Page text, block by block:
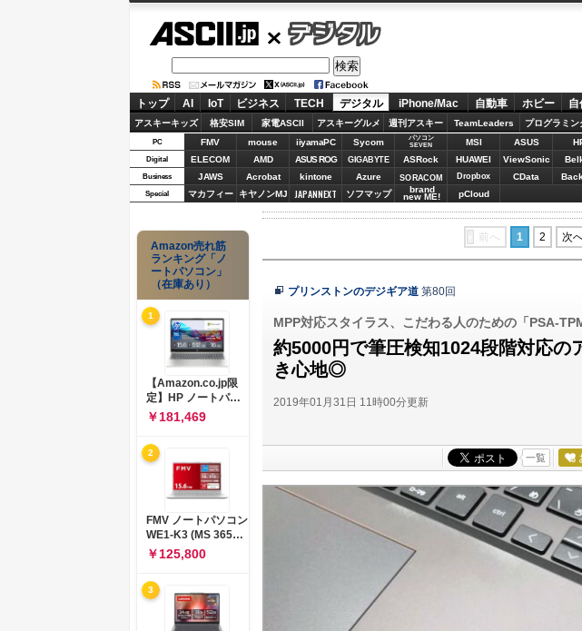
デジタル
トップ AI IoT ビジネス TECH デジタル iPhone/Mac 自動車 ホビー 自
アスキーキッズ 格安SIM 家電ASCII アスキーグルメ 週刊アスキー TeamLeaders プログラミン
PC FMV mouse iiyamaPC Sycom
パソコン
SEVEN
MSI ASUS
Digital ELECOM AMD ASUS ROG GIGABYTE ASRock HUAWEI ViewSonic
Business JAWS Acrobat kintone Azure SORACOM Dropbox CData
Special マカフィー キヤノンMJ JAPANNEXT ソフマップ brand
new ME! pCloud
前へ 1 2 次
プリンストンのデジギア道 第80回
MPP対応スタイラス、こだわる人のための「PSA-
約5000円で筆圧検知1024段階対応の
き心地◎
2019年01月31日 11時00分更新
一覧
Amazon売れ筋
ランキング「ノ
ートパソコン」
（在庫あり）
1
【Amazon.co.jp限
定】HP ノートパソ
コン 15-fd 15.6イン
チ インテル Core 5
120U メモリ16GB
SSD512GB
Windows 11
Microsoft Office
2024搭載 WPS
Office搭載 カメラシ
ャッター 指紋認証 薄
型 Copilotキー搭載
ナチュラルシルバー
￥181,469
2
FMV ノートパソコン
WE1-K3 (MS 365
Personal/Copilotキ
ー搭載/Win 11/15.6
型/Core
i5/16GB/SSD
512GB/ホワイト)
FMVWK3E15W_AZ
￥125,800
3